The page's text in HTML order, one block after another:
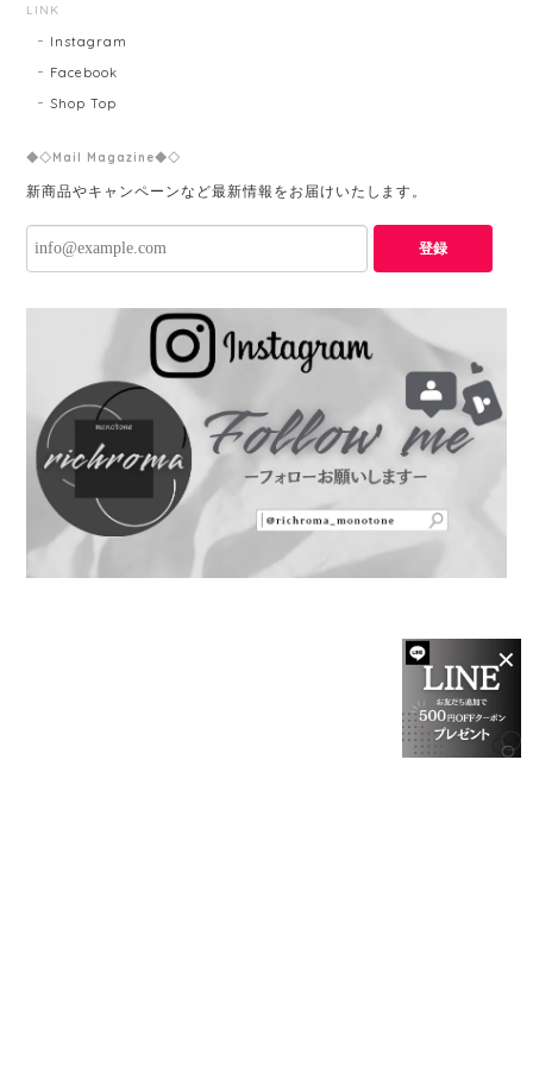
✕
LINK
Instagram
Facebook
Shop Top
◆◇Mail Magazine◆◇
新商品やキャンペーンなど最新情報をお届けいたします。
登録